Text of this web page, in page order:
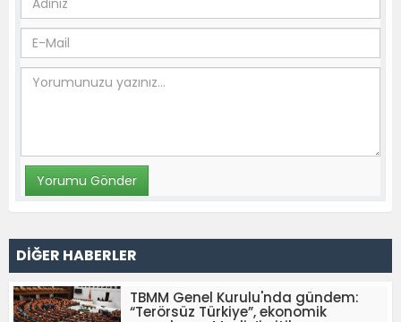
DİĞER HABERLER
TBMM Genel Kurulu'nda gündem:
“Terörsüz Türkiye”, ekonomik